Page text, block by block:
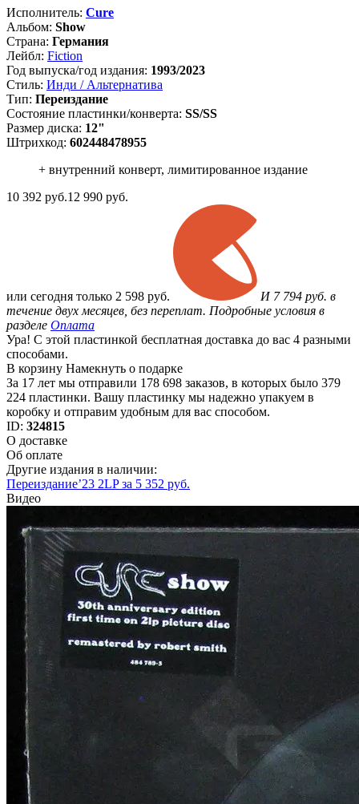
Исполнитель: Cure
Альбом: Show
Страна: Германия
Лейбл: Fiction
Год выпуска/год издания: 1993/2023
Стиль: Инди / Альтернатива
Тип: Переиздание
Состояние пластинки/конверта: SS/SS
Размер диска: 12"
Штрихкод: 602448478955
+ внутренний конверт, лимитированное издание
10 392 руб.12 990 руб.
или сегодня только 2 598 руб.
И 7 794 руб. в
течение двух месяцев, без переплат. Подробные условия в
разделе Оплата
Ура! С этой пластинкой бесплатная доставка до вас 4 разными
способами.
В корзину Намекнуть о подарке
За 17 лет мы отправили 178 698 заказов, в которых было 379
224 пластинки. Вашу пластинку мы надежно упакуем в
коробку и отправим удобным для вас способом.
ID: 324815
О доставке
Об оплате
Другие издания в наличии:
Переиздание’23 2LP за 5 352 руб.
Видео